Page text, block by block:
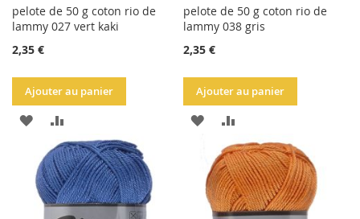
pelote de 50 g coton rio de
lammy 027 vert kaki
2,35 €
Ajouter au panier
AJOUTER
LA
LISTE
AU
COMPARATEUR
pelote de 50 g coton rio de
lammy 038 gris
2,35 €
Ajouter au panier
AJOUTER
LA
LISTE
AU
COMPARATEUR